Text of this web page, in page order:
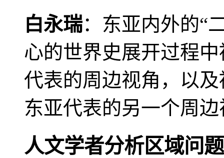
白永瑞：东亚内外的“
心的世界史展开过程
代表的周边视角，以
东亚代表的另一个周
人文学者分析区域问题